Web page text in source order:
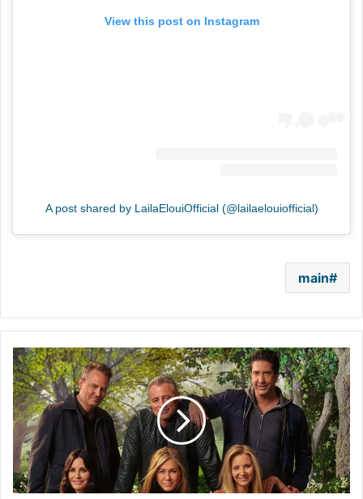
View this post on Instagram
A post shared by LailaElouiOfficial (@lailaelouiofficial)
main
حلقة
Friends
الخاصة:
حنين
وفرح
وضحك
ودموع
ومفاجآت